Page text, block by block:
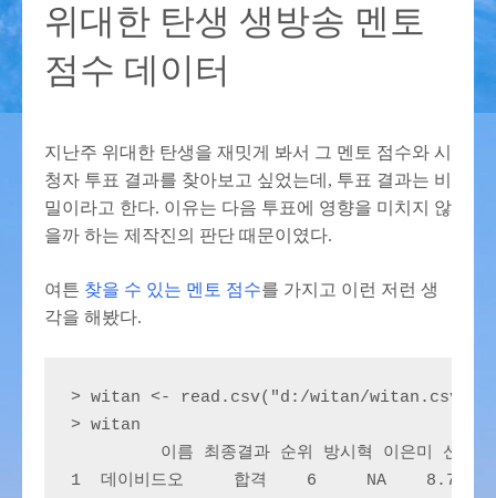
위대한 탄생 생방송 멘토
점수 데이터
지난주 위대한 탄생을 재밋게 봐서 그 멘토 점수와 시
청자 투표 결과를 찾아보고 싶었는데, 투표 결과는 비
밀이라고 한다. 이유는 다음 투표에 영향을 미치지 않
을까 하는 제작진의 판단 때문이였다.
여튼 찾을 수 있는 멘토 점수를 가지고 이런 저런 생
각을 해봤다.
> witan <- read.csv("d:/witan/witan.csv")
> witan
이름 최종결과 순위 방시혁 이은미 신승
1  데이비드오     합격    6     NA    8.7